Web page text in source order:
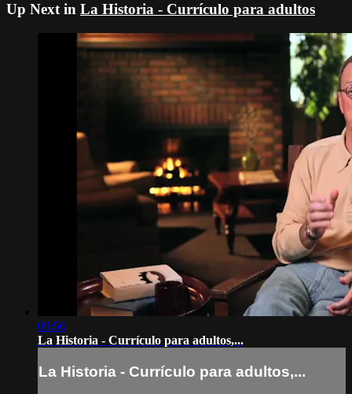
Up Next in La Historia - Currículo para adultos
09:56
La Historia - Currículo para adultos,...
La Historia - Currículo para adultos,...